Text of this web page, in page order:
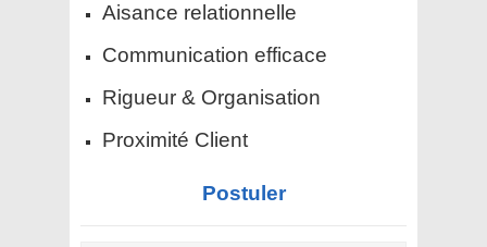
Aisance relationnelle
Communication efficace
Rigueur & Organisation
Proximité Client
Postuler